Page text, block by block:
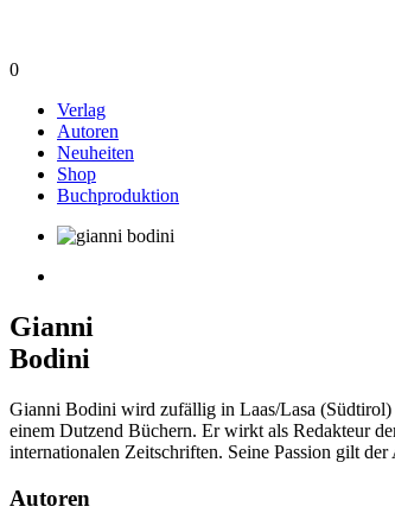
0
Verlag
Autoren
Neuheiten
Shop
Buchproduktion
Gianni
Bodini
Gianni Bodini wird zufällig in Laas/Lasa (Südtirol)
einem Dutzend Büchern. Er wirkt als Redakteur
internationalen Zeitschriften. Seine Passion gilt
Autoren